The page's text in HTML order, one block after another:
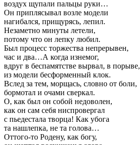
воздух щупали пальцы руки…
Он приплясывал возле модели
нагибался, прищурясь, лепил.
Незаметно минуты летели,
потому что он лепку любил.
Был процесс торжества непрерывен,
час и два…А когда изнемог,
вдруг в беспамятстве вырвал, в порыве,
из модели бесформенный клок.
Вслед за тем, морщась, словно от боли,
бормотал и очами сверкал.
О, как был он собой недоволен,
как он сам себя ниспровергал
с пьедестала творца! Как убога
та нашлепка, не та голова…
Оттого-то Родену, как богу,